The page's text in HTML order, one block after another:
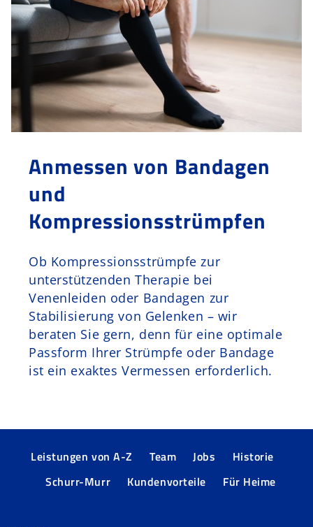
Anmessen von Bandagen
und
Kompressionsstrümpfen
Ob Kompressionsstrümpfe zur
unterstützenden Therapie bei
Venenleiden oder Bandagen zur
Stabilisierung von Gelenken – wir
beraten Sie gern, denn für eine optimale
Passform Ihrer Strümpfe oder Bandage
ist ein exaktes Vermessen erforderlich.
Leistungen von A-Z Team Jobs
Historie
Schurr-Murr
Kundenvorteile Für Heime